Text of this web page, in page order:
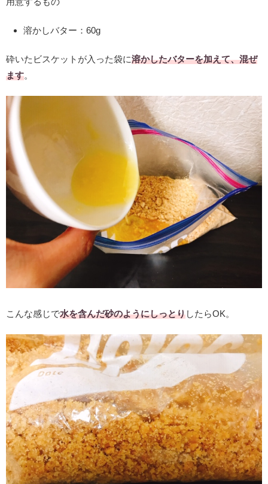
溶かしバター：60g
砕いたビスケットが入った袋に溶かしたバターを加えて、混ぜ
ます。
こんな感じで水を含んだ砂のようにしっとりしたらOK。